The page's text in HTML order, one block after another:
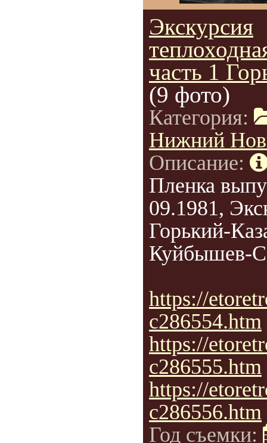
Экскурсия
часть 1
(9 фото)
Категория:
Нижний
Описание:
Пленка
09.1981,
Горький-
Куйбышев-
https://
c286554.htm
https://
c286555.htm
https://
c286556.htm
Год съемки: